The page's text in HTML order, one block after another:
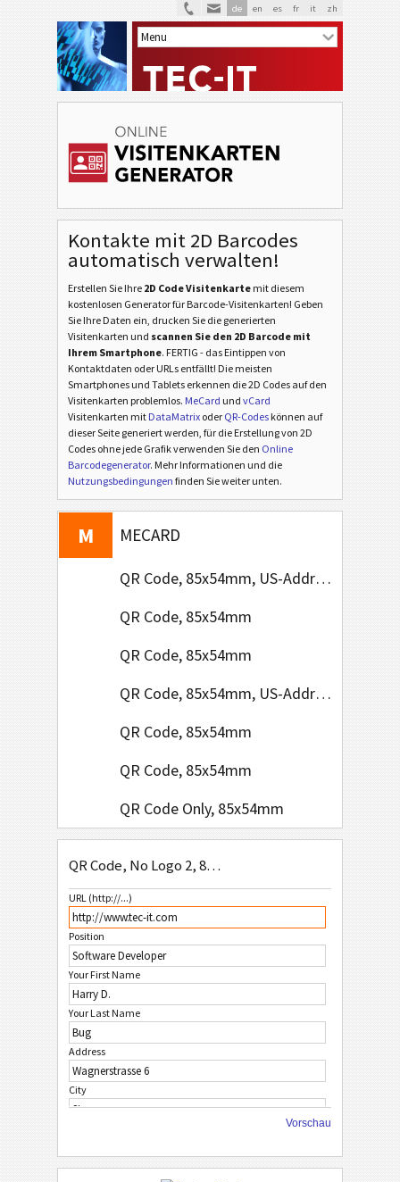
de en es fr it zh
Kontakte mit 2D Barcodes
automatisch verwalten!
Erstellen Sie Ihre 2D Code Visitenkarte mit diesem
kostenlosen Generator für Barcode-Visitenkarten! Geben
Sie Ihre Daten ein, drucken Sie die generierten
Visitenkarten und scannen Sie den 2D Barcode mit
Ihrem Smartphone. FERTIG - das Eintippen von
Kontaktdaten oder URLs entfällt! Die meisten
Smartphones und Tablets erkennen die 2D Codes auf den
Visitenkarten problemlos. MeCard und vCard
Visitenkarten mit DataMatrix oder QR-Codes können auf
dieser Seite generiert werden, für die Erstellung von 2D
Codes ohne jede Grafik verwenden Sie den Online
Barcodegenerator. Mehr Informationen und die
Nutzungsbedingungen finden Sie weiter unten.
V VCARD
M MECARD
QR Code, 85x54mm, US-Address Format
QR Code, 85x54mm
QR Code, 85x54mm
QR Code, 85x54mm, US-Address Format
QR Code, 85x54mm
QR Code, 85x54mm
QR Code Only, 85x54mm
QR Code Simple, 85x54mm
QR Code, No Logo 1, 85x54mm
QR Code, No Logo 2, 85x54mm
QR Code, No Logo 3, 85x54mm
W WHITE
F
C CHRISTMAS
A
QR Code, No Logo 2, 85x54mm
URL (http://...)
Position
Your First Name
Your Last Name
Address
City
Country
Vorschau